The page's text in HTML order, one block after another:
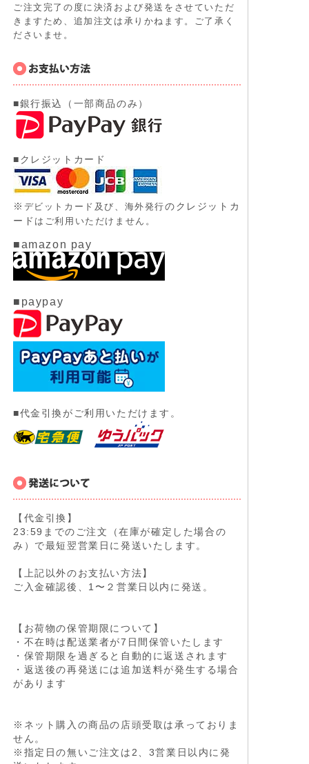
ご注文完了の度に決済および発送をさせていただ
きますため、追加注文は承りかねます。ご了承く
ださいませ。
■銀行振込（一部商品のみ）
■クレジットカード
※ デビットカード及び、 海外発行のクレジットカ
ード はご利用いただけません。
■amazon pay
■paypay
■代金引換がご利用いただけます。
【代金引換】
23:59までのご注文（在庫が確定した場合の
み）で最短翌営業日に発送いたします。
【上記以外のお支払い方法】
ご入金確認後、1〜２営業日以内に発送。
【お荷物の保管期限について】
・不在時は配送業者が7日間保管いたします
・保管期限を過ぎると自動的に返送されます
・返送後の再発送には追加送料が発生する場合
があります
※ネット購入の商品の店頭受取は承っておりま
せん。
※指定日の無いご注文は2、3営業日以内に発